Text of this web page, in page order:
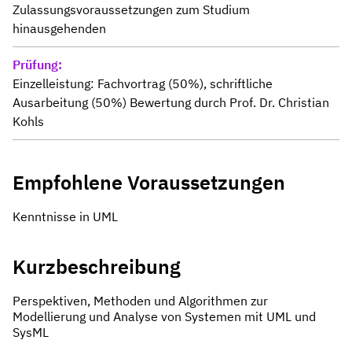
Zulassungsvoraussetzungen zum Studium
hinausgehenden
Prüfung
Einzelleistung: Fachvortrag (50%), schriftliche
Ausarbeitung (50%) Bewertung durch Prof. Dr. Christian
Kohls
Empfohlene Voraussetzungen
Kenntnisse in UML
Kurzbeschreibung
Perspektiven, Methoden und Algorithmen zur
Modellierung und Analyse von Systemen mit UML und
SysML